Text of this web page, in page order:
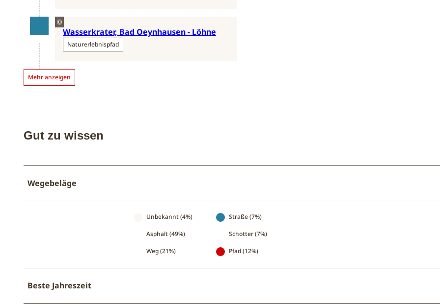
©
Wasserkrater, Bad Oeynhausen - Löhne
Naturerlebnispfad
Mehr anzeigen
Gut zu wissen
Wegebeläge
Unbekannt (4%) Straße (7%)
Asphalt (49%) Schotter (7%)
Weg (21%) Pfad (12%)
Beste Jahreszeit